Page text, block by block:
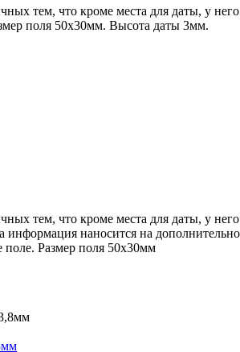
тем, что кроме места для даты, у
поля 50х30мм. Высота даты 3мм.
тем, что кроме места для даты, у
наносится на
поле. Размер поля 50х30мм